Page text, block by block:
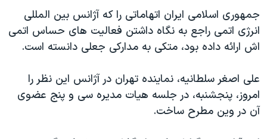
اصلی
جهش
به
جستجو
ورزشی
گزیده‌ها
ویژه برنامه‌ها
ویدیوها
فرهنگ و زندگی
صفحه‌های ویژه
جام جهانی ۲۰۲۶
عملیات خشم حماسی
۲۵۰سالگی آمریکا
بایگانی برنامه‌های تلویزیونی
مستندها
فرکانس‌های صدای آمریکا
پخش رادیویی
یادگیری زبان انگلیسی
دنبال کنید
جمهوری اسلامی ايران اتهاماتی را که آژانس بين المللی
انرژی اتمی راجع به نگاه داشتن فعاليت های حساس اتمی
اش ارائه داده بود، متکی به مدارکی جعلی دانسته است.
علی اصغر سلطانيه، نماينده تهران در آژانس اين نظر را
امروز، پنجشنبه، در جلسه هيات مديره سی و پنج عضوی
آن در وين مطرح ساخت.